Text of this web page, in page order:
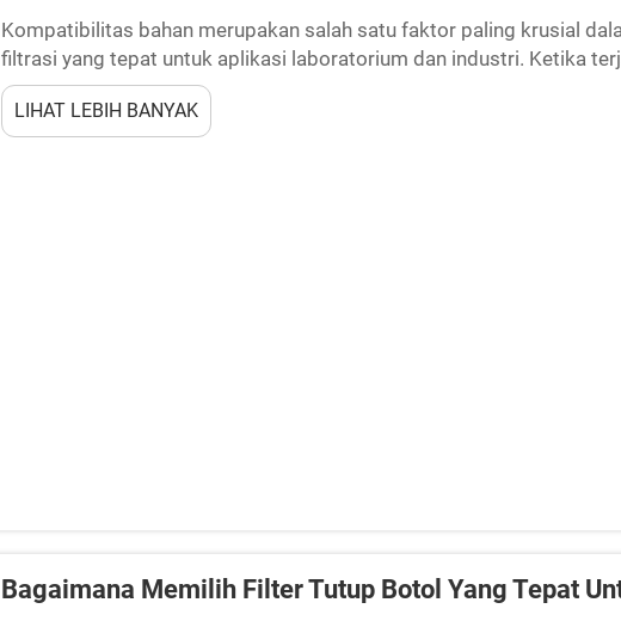
Kompatibilitas bahan merupakan salah satu faktor paling krusial
filtrasi yang tepat untuk aplikasi laboratorium dan industri. Ketika
media filtrasi dan sampel yang sedang diproses...
LIHAT LEBIH BANYAK
Bagaimana Memilih Filter Tutup Botol Yang Tepat